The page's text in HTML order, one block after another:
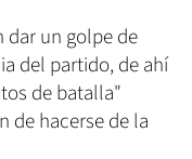
dar un golpe de
del partido, de ahí
de batalla"
de hacerse de la